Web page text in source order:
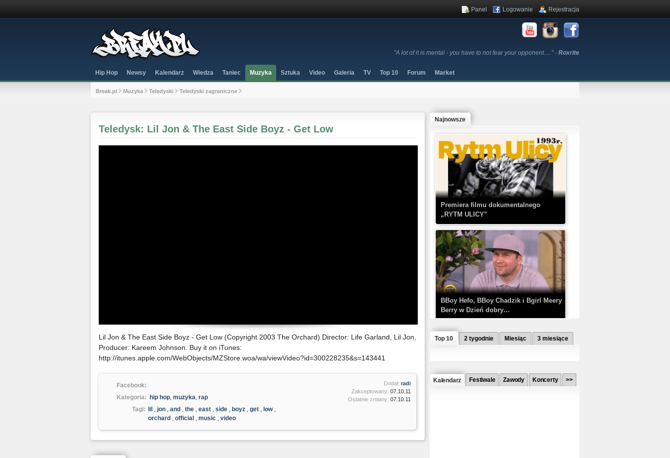
"A lot of it is mental - you have to not fear your opponent.…" - Roxrite
Panel Logowanie Rejestracja
Hip Hop Newsy Kalendarz Wiedza Taniec Muzyka Sztuka Video Galeria TV Top 10 Forum Market
Break.pl Muzyka Teledyski Teledyski zagraniczne
Teledysk: Lil Jon & The East Side Boyz - Get Low
Lil Jon & The East Side Boyz - Get Low (Copyright 2003 The Orchard) Director: Life Garland, Lil Jon,
Producer: Kareem Johnson. Buy it on iTunes:
http://itunes.apple.com/WebObjects/MZStore.woa/wa/viewVideo?id=300228235&s=143441
Facebook:
Kategoria:
hip hop, muzyka, rap
Tagi:
lil , jon , and , the , east , side , boyz , get , low,
orchard , official , music , video
Dodał: radi
Zakceptowany: 07.10.11
Ostatnie zmiany: 07.10.11
Najnowsze
Premiera filmu dokumentalnego
„RYTM ULICY”
BBoy Hefo, BBoy Chadzik i Bgirl Meery
Berry w Dzień dobry…
Top 10 2 tygodnie Miesiąc 3 miesiące
Kalendarz Festiwale Zawody Koncerty >>